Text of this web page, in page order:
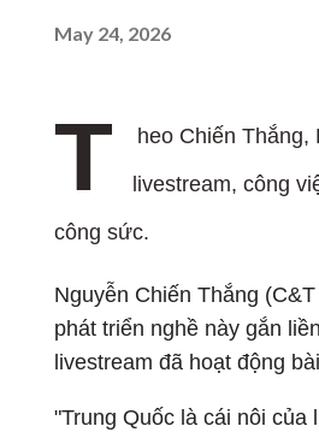
May 24, 2026
T
heo Chiến
livestream, công
công sức.
Nguyễn Chiến Thắng
phát triển nghề này gắn
livestream đã hoạt động
"Trung Quốc là cái nôi